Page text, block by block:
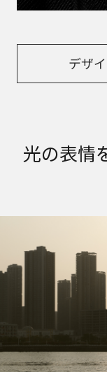
デザ
光の表情